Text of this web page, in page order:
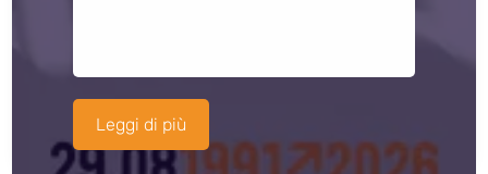
Leggi di più